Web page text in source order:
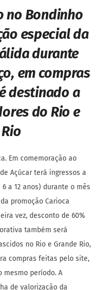
no Bondinho
especial da
durante
em compras
destinado a
do Rio e
Em comemoração ao
Açúcar terá ingressos a
a 12 anos) durante o mês
promoção Carioca
vez, desconto de 60%
também será
no Rio e Grande Rio,
compras feitas pelo site,
mesmo período. A
de valorização da